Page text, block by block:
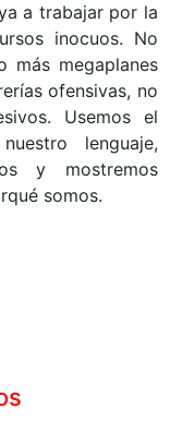
a trabajar por la
inocuos. No
más megaplanes
ofensivas, no
Usemos el
lenguaje,
y mostremos
somos.